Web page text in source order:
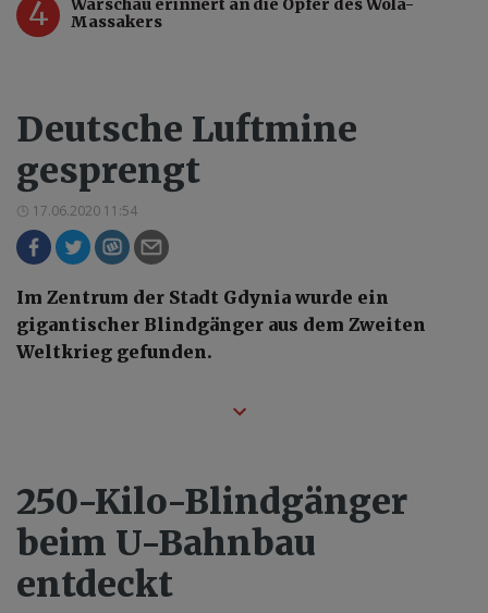
4
Warschau erinnert an die Opfer des Wola-
Massakers
Deutsche Luftmine
gesprengt
17.06.2020 11:54
Im Zentrum der Stadt Gdynia wurde ein
gigantischer Blindgänger aus dem Zweiten
Weltkrieg gefunden.
250-Kilo-Blindgänger
beim U-Bahnbau
entdeckt